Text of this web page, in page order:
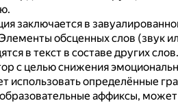
заключается в
обсценных слов (звук
в текст в составе других слов.
с целью снижения
использовать определённые
аффиксы, может